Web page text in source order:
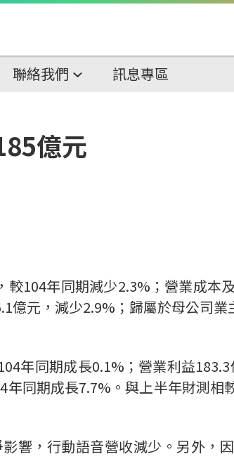
聯絡我們 訊息專區
億元
104年同期減少2.3%；營業成本
億元，減少2.9%；歸屬於母公司
年同期成長0.1%；營業利益
同期成長7.7%。與上半年財測相
響，行動語音營收減少。另外，